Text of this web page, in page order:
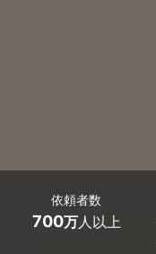
依頼者数
700万人以上